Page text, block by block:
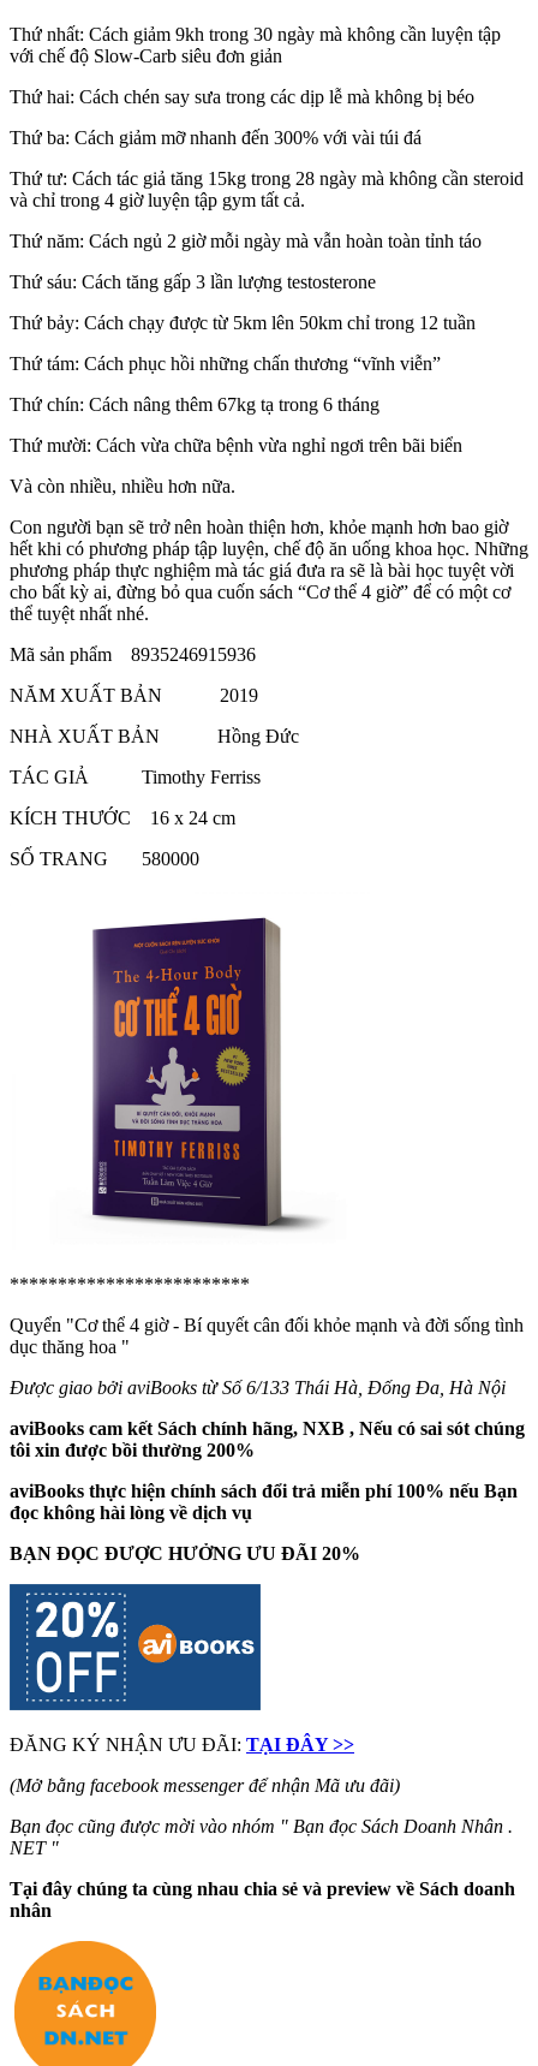
Thứ nhất: Cách giảm 9kh trong 30 ngày mà không cần luyện tập
với chế độ Slow-Carb siêu đơn giản
Thứ hai: Cách chén say sưa trong các dịp lễ mà không bị béo
Thứ ba: Cách giảm mỡ nhanh đến 300% với vài túi đá
Thứ tư: Cách tác giả tăng 15kg trong 28 ngày mà không cần steroid
và chỉ trong 4 giờ luyện tập gym tất cả.
Thứ năm: Cách ngủ 2 giờ mỗi ngày mà vẫn hoàn toàn tỉnh táo
Thứ sáu: Cách tăng gấp 3 lần lượng testosterone
Thứ bảy: Cách chạy được từ 5km lên 50km chỉ trong 12 tuần
Thứ tám: Cách phục hồi những chấn thương “vĩnh viễn”
Thứ chín: Cách nâng thêm 67kg tạ trong 6 tháng
Thứ mười: Cách vừa chữa bệnh vừa nghỉ ngơi trên bãi biển
Và còn nhiều, nhiều hơn nữa.
Con người bạn sẽ trở nên hoàn thiện hơn, khỏe mạnh hơn bao giờ
hết khi có phương pháp tập luyện, chế độ ăn uống khoa học. Những
phương pháp thực nghiệm mà tác giá đưa ra sẽ là bài học tuyệt vời
cho bất kỳ ai, đừng bỏ qua cuốn sách “Cơ thể 4 giờ” để có một cơ
thể tuyệt nhất nhé.
Mã sản phẩm 8935246915936
NĂM XUẤT BẢN 2019
NHÀ XUẤT BẢN Hồng Đức
TÁC GIẢ Timothy Ferriss
KÍCH THƯỚC 16 x 24 cm
SỐ TRANG 580000
*************************
Quyển "Cơ thể 4 giờ - Bí quyết cân đối khỏe mạnh và đời sống tình
dục thăng hoa "
Được giao bởi aviBooks từ Số 6/133 Thái Hà, Đống Đa, Hà Nội
aviBooks cam kết Sách chính hãng, NXB , Nếu có sai sót chúng
tôi xin được bồi thường 200%
aviBooks thực hiện chính sách đổi trả miễn phí 100% nếu Bạn
đọc không hài lòng về dịch vụ
BẠN ĐỌC ĐƯỢC HƯỞNG ƯU ĐÃI 20%
ĐĂNG KÝ NHẬN ƯU ĐÃI: TẠI ĐÂY >>
(Mở bằng facebook messenger để nhận Mã ưu đãi)
Bạn đọc cũng được mời vào nhóm " Bạn đọc Sách Doanh Nhân .
NET "
Tại đây chúng ta cùng nhau chia sẻ và preview về Sách doanh
nhân